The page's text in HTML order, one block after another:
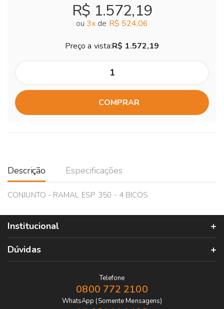
R$ 1.572,19
ou 3x de R$ 524,06
Preço a vista:R$ 1.572,19
COMPRAR
Descrição Especificações
CONJUNTO - RAMAL ESP. 350 - 4 BICOS
Institucional
Dúvidas
Telefone
0800 772 2100
WhatsApp (Somente Mensagens)